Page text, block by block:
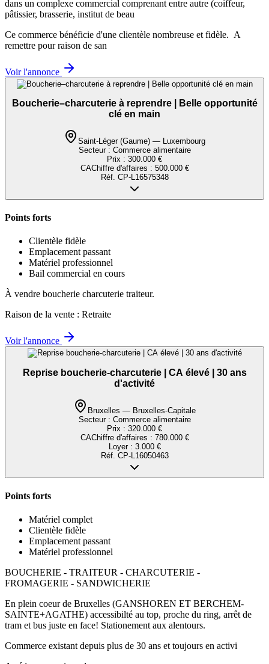
dans un complexe commercial comprenant entre autre (coiffeur,
pâtissier, brasserie, institut de beau
Ce commerce bénéficie d'une clientèle nombreuse et fidèle. A
remettre pour raison de san
Voir l'annonce
Boucherie–charcuterie à reprendre | Belle opportunité
clé en main
Saint-Léger (Gaume) — Luxembourg
Secteur : Commerce alimentaire
Prix : 300.000 €
CAChiffre d'affaires : 500.000 €
Réf. CP-L16575348
Points forts
Clientèle fidèle
Emplacement passant
Matériel professionnel
Bail commercial en cours
À vendre boucherie charcuterie traiteur.
Raison de la vente : Retraite
Voir l'annonce
Reprise boucherie-charcuterie | CA élevé | 30 ans
d'activité
Bruxelles — Bruxelles-Capitale
Secteur : Commerce alimentaire
Prix : 320.000 €
CAChiffre d'affaires : 780.000 €
Loyer : 3.000 €
Réf. CP-L16050463
Points forts
Matériel complet
Clientèle fidèle
Emplacement passant
Matériel professionnel
BOUCHERIE - TRAITEUR - CHARCUTERIE -
FROMAGERIE - SANDWICHERIE
En plein coeur de Bruxelles (GANSHOREN ET BERCHEM-
SAINTE+AGATHE) accessibilté au top, proche du ring, arrêt de
tram et bus juste en face! Stationement aux alentours.
Commerce existant depuis plus de 30 ans et toujours en activi